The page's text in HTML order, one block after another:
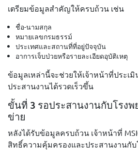
เตรียมข้อมูลสำคัญให้ครบถ้วน เช่น
ชื่อ-นามสกุล
หมายเลขกรมธรรม์
ประเทศและสถานที่ที่อยู่ปัจจุบัน
อาการเจ็บป่วยหรือรายละเอียดอุบัติเหตุ
ข้อมูลเหล่านี้จะช่วยให้เจ้าหน้าที่ประเ
ประสานงานได้รวดเร็วขึ้น
ขั้นที่ 3 รอประสานงานกับโรงพ
ข่าย
หลังได้รับข้อมูลครบถ้วน เจ้าหน้าที่
สิทธิ์ความคุ้มครองและประสานงานกับ